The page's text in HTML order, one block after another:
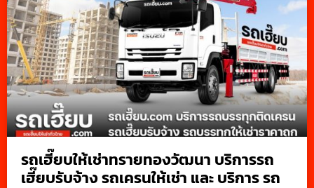
รถเฮี๊ยบให้เช่าทรายทองวัฒนา บริการรถ
เฮี๊ยบรับจ้าง รถเครนให้เช่า และ บริการ รถ